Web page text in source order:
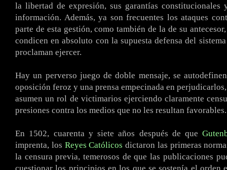
la libertad de expresión, sus garantías constitucionales
información. Además, ya son frecuentes los ataques
parte de esta gestión, como también de la de su
condicen en absoluto con la supuesta defensa del
proclaman ejercer.
Hay un perverso juego de doble mensaje, se
oposición feroz y una prensa empecinada en
asumen un rol de victimarios ejerciendo claramente
presiones contra los medios que no les resultan favorables.
En 1502, cuarenta y siete años después de que
imprenta, los Reyes Católicos dictaron las primeras
la censura previa, temerosos de que las publicaciones